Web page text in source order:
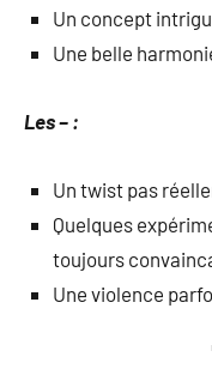
Un concept
Une belle
Les – :
Un twist pas
Quelques
toujours
Une violence